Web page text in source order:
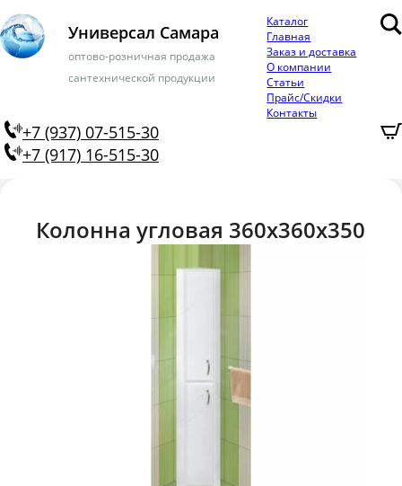
Универсал Самара
оптово-розничная продажа
сантехнической продукции
Каталог
Главная
Заказ и доставка
О компании
Статьи
Прайс/Скидки
Контакты
+7 (937) 07-515-30
+7 (917) 16-515-30
Колонна угловая 360х360х350